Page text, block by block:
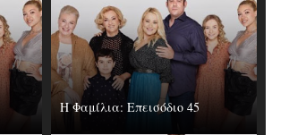
Η Φαμίλια: Επεισόδιο 45